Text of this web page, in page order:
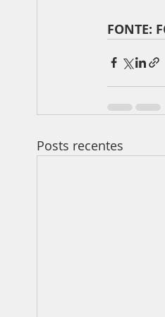
FONTE:
Posts recentes